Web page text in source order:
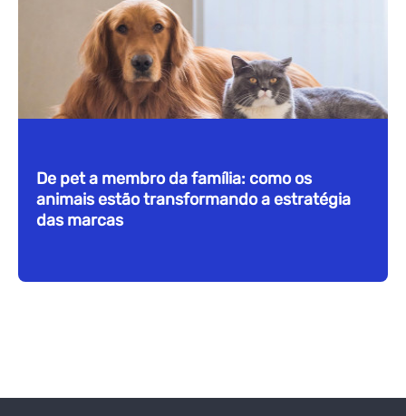
De pet a membro da família: como os
animais estão transformando a estratégia
das marcas